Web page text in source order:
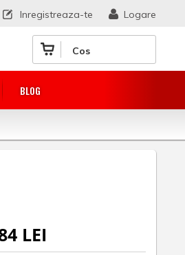
Cos
BLOG
Logare
Inregistreaza-te
LEI